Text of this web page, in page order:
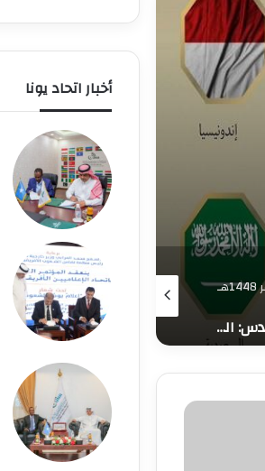
73,382 شهيدا منذ بدء حرب الإبادة على قطاع غزة
الخميس 23 صفر 1448هـ
محافظة القدس: العدوان على مخيم قلنديا يستهدف المخيمات الفلسطينية وقضية اللاجئين
الخميس 23 صفر 1448هـ
الرئاسة الفلسطينية تدين وتحذر الاحتلال من استمرار حربه الشاملة على الشعب الفلسطيني
6-8-2026م
أخبار اتحاد يونا